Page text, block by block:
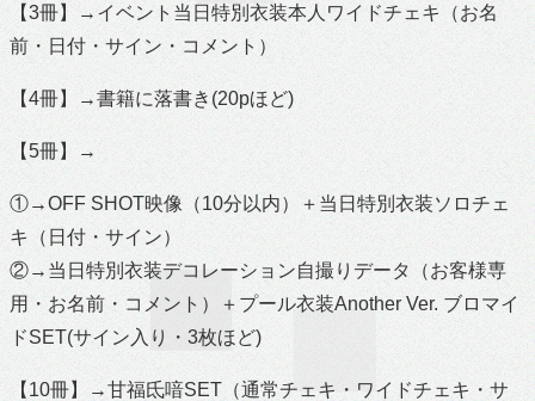
【3冊】→イベント当日特別衣装本人ワイドチェキ（お名
前・日付・サイン・コメント）
【4冊】→書籍に落書き(20pほど)
【5冊】→
①→OFF SHOT映像（10分以内）＋当日特別衣装ソロチェ
キ（日付・サイン）
②→当日特別衣装デコレーション自撮りデータ（お客様専
用・お名前・コメント）＋プール衣装Another Ver. ブロマイ
ドSET(サイン入り・3枚ほど)
【10冊】→甘福氐喑SET（通常チェキ・ワイドチェキ・サ